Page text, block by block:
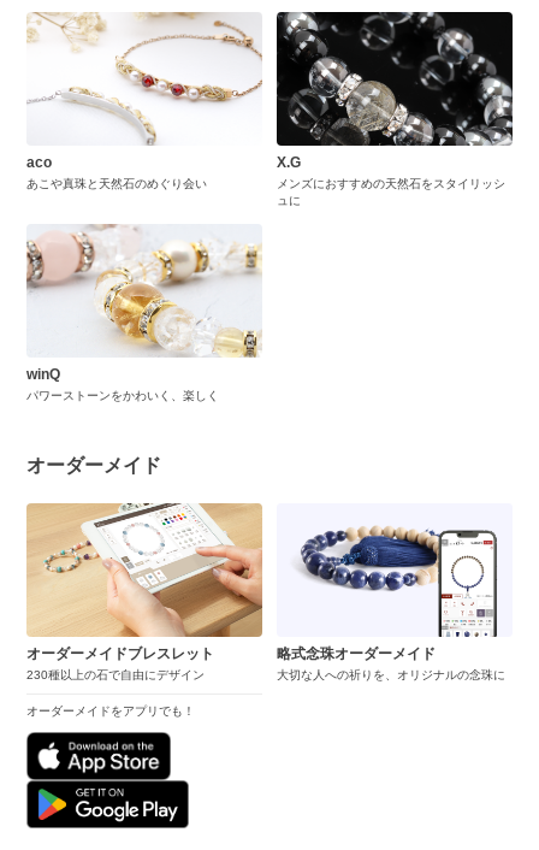
aco
あこや真珠と天然石のめぐり会い
X.G
メンズにおすすめの天然石をスタイリッシ
ュに
winQ
パワーストーンをかわいく、楽しく
オーダーメイド
オーダーメイドブレスレット
230種以上の石で自由にデザイン
オーダーメイドをアプリでも！
略式念珠オーダーメイド
大切な人への祈りを、オリジナルの念珠に